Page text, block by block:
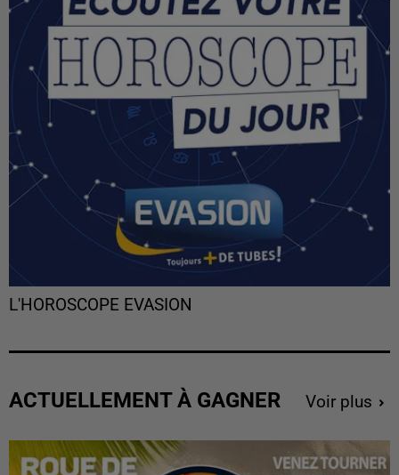
L'HOROSCOPE EVASION
ACTUELLEMENT À GAGNER Voir plus